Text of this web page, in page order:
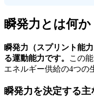
瞬発力とは何か
瞬発力（スプリント能
る運動能力です。
この
エネルギー供給の4つの
瞬発力を決定する主